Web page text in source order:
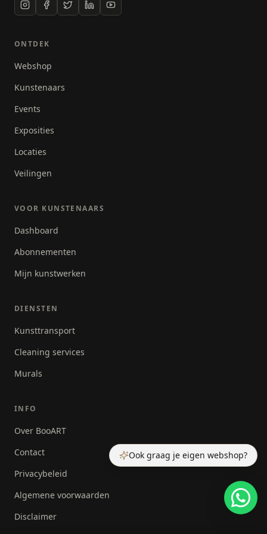
Henk het aandenken mogen maken voor de
businesslopers van de Dam tot Dam, waarbij in
natuurlijk het project voor de Cruyff Foundation,
waarbij hij heeft geschilderd met diverse BN-ers in
de hoeketalage van de Bijenkorf Amsterdam,
waaronder met Johan Cruijff zelf en de Henk Veen
Ook graag je eigen webshop?
ONTDEK
Webshop
Kunstenaars
Events
Exposities
Locaties
Veilingen
VOOR KUNSTENAARS
Dashboard
Abonnementen
Mijn kunstwerken
DIENSTEN
Kunsttransport
Cleaning services
Murals
INFO
Over BooART
Contact
Privacybeleid
Algemene voorwaarden
Disclaimer